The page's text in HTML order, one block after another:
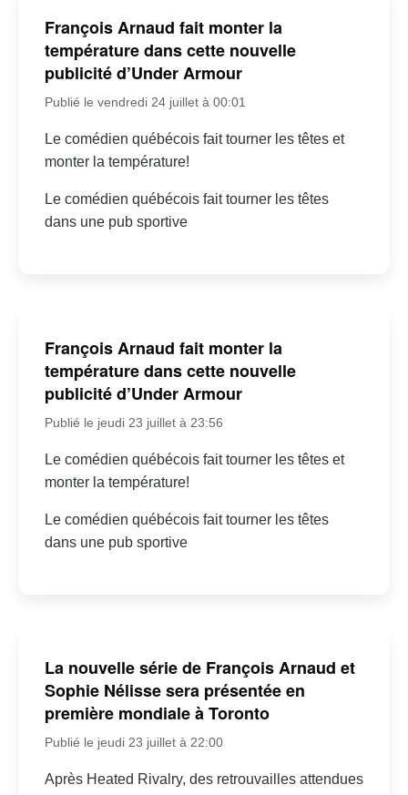
François Arnaud fait monter la
température dans cette nouvelle
publicité d’Under Armour
Publié le vendredi 24 juillet à 00:01
Le comédien québécois fait tourner les têtes et
monter la température!
Le comédien québécois fait tourner les têtes
dans une pub sportive
François Arnaud fait monter la
température dans cette nouvelle
publicité d’Under Armour
Publié le jeudi 23 juillet à 23:56
Le comédien québécois fait tourner les têtes et
monter la température!
Le comédien québécois fait tourner les têtes
dans une pub sportive
La nouvelle série de François Arnaud et
Sophie Nélisse sera présentée en
première mondiale à Toronto
Publié le jeudi 23 juillet à 22:00
Après Heated Rivalry, des retrouvailles attendues